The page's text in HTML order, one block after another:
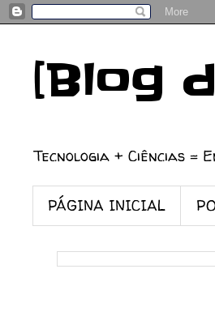
[Blog
Tecnologia + Ciências =
PÁGINA INICIAL